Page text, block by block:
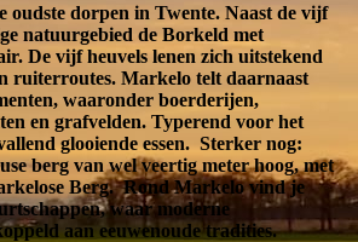
oudste dorpen in Twente. Naast de vijf
natuurgebied de Borkeld met
De vijf heuvels lenen zich uitstekend
ruiterroutes. Markelo telt daarnaast
waaronder boerderijen,
en grafvelden. Typerend voor het
glooiende essen. Sterker nog:
berg van wel veertig meter hoog, met
Berg. Rond Markelo vind je
waar moderne
aan eeuwenoude tradities.